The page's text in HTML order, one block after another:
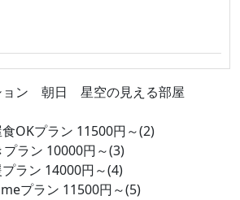
ョン 朝日 星空の見える部屋
OKプラン 11500円～(2)
ラン 10000円～(3)
ラン 14000円～(4)
プラン 11500円～(5)